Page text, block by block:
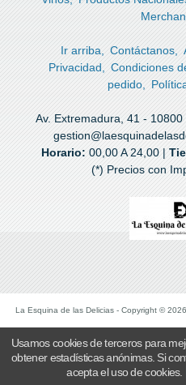
Ir arriba Contáctanos
Privacidad
Condiciones
pedido
Av. Extremadura, 41 -
Horario: 00,00 A 24,00 |
(*) Precios con
La Esquina de las Delicias - Copyright ©
Usamos cookies de terceros para
obtener estadísticas anónimas. Si
acepta el uso de cookies.